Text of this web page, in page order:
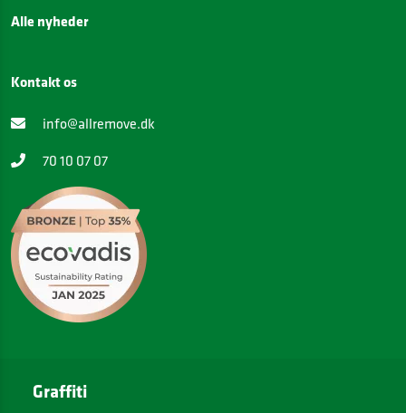
Alle nyheder
Kontakt os
info@allremove.dk
70 10 07 07
Graffiti